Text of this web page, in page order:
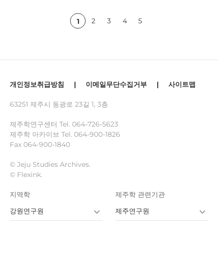
1 2 3 4 5
개인정보취급방침 | 이메일무단수집거부 | 사이트맵
63251 제주시 동광로 23길 1, 3층
제주학연구센터 Tel. 064-726-5623
제주학 아카이브 Tel. 064-900-1826
Fax 064-900-1840
© Jeju Studies Archives.
© Flexink.
지역학
강원연구원
제주학 관련기관
제주연구원